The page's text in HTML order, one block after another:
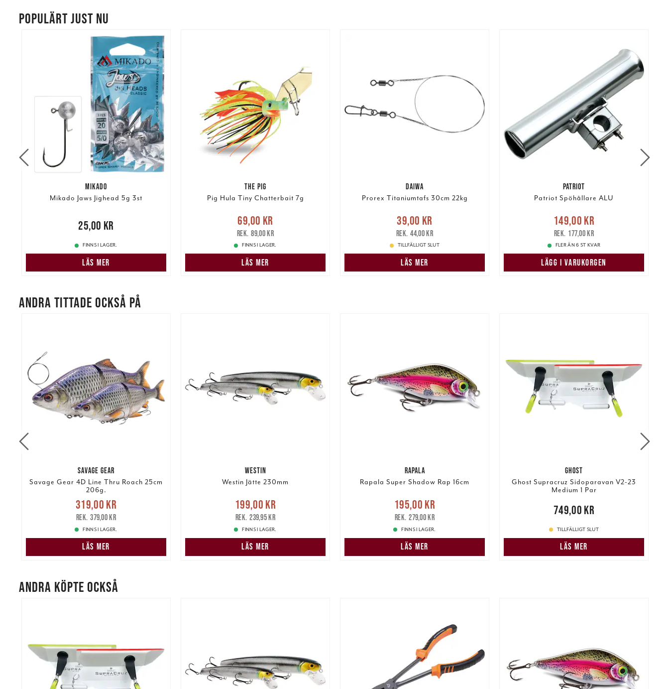
POPULÄRT JUST NU
MIKADO
Mikado Jaws Jighead 5g 3st
25,00 kr25,00 kr
FINNS I LAGER.
LÄS MER
THE PIG
Pig Hula Tiny Chatterbait 7g
Nuvarande pris :69,00 kr
pris: 89,00 kr
69,00 kr
89,00 kr
FINNS I LAGER.
LÄS MER
DAIWA
Prorex Titaniumtafs 30cm 22kg
Nuvarande pris :39,00 kr
pris: 44,00 kr
39,00 kr
44,00 kr
TILLFÄLLIGT SLUT
LÄS MER
PATRIOT
Patriot Spöhållare ALU
Nuvarande pris
Tidigare pris
149,00 kr
177,00 kr
FLER ÄN 6 ST KVAR
LÄGG I VARUKORGEN
ANDRA TITTADE OCKSÅ PÅ
SAVAGE GEAR
Savage Gear 4D Line Thru Roach 25cm
206g.
Nuvarande pris
Tidigare pris
319,00 kr
379,00 kr
FINNS I LAGER.
LÄS MER
WESTIN
Westin Jätte 230mm
Nuvarande pris
Tidigare pris
199,00 kr
239,95 kr
FINNS I LAGER.
LÄS MER
RAPALA
Rapala Super Shadow Rap 16cm
Nuvarande pris
Tidigare pris
195,00 kr
279,00 kr
FINNS I LAGER.
LÄS MER
GHOST
Ghost Supracruz Sidoparavan V2-23
Medium 1 Par
749,00 kr749,00 kr
TILLFÄLLIGT SLUT
LÄS MER
ANDRA KÖPTE OCKSÅ